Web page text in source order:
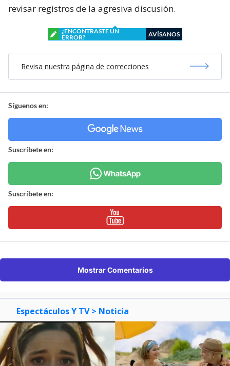
revisar registros de la agresiva discusión.
¿ENCONTRASTE UN
ERROR?
AVÍSANOS
Revisa nuestra página de correcciones
Síguenos en:
Suscríbete en:
Suscríbete en:
Mostrar Comentarios
Espectáculos Y TV > Noticia